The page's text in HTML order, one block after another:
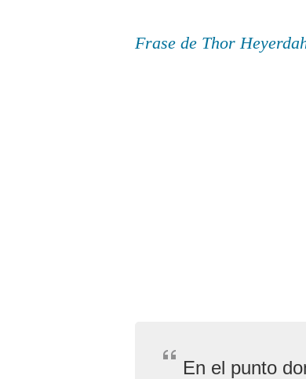
Frase de Thor
En el punto